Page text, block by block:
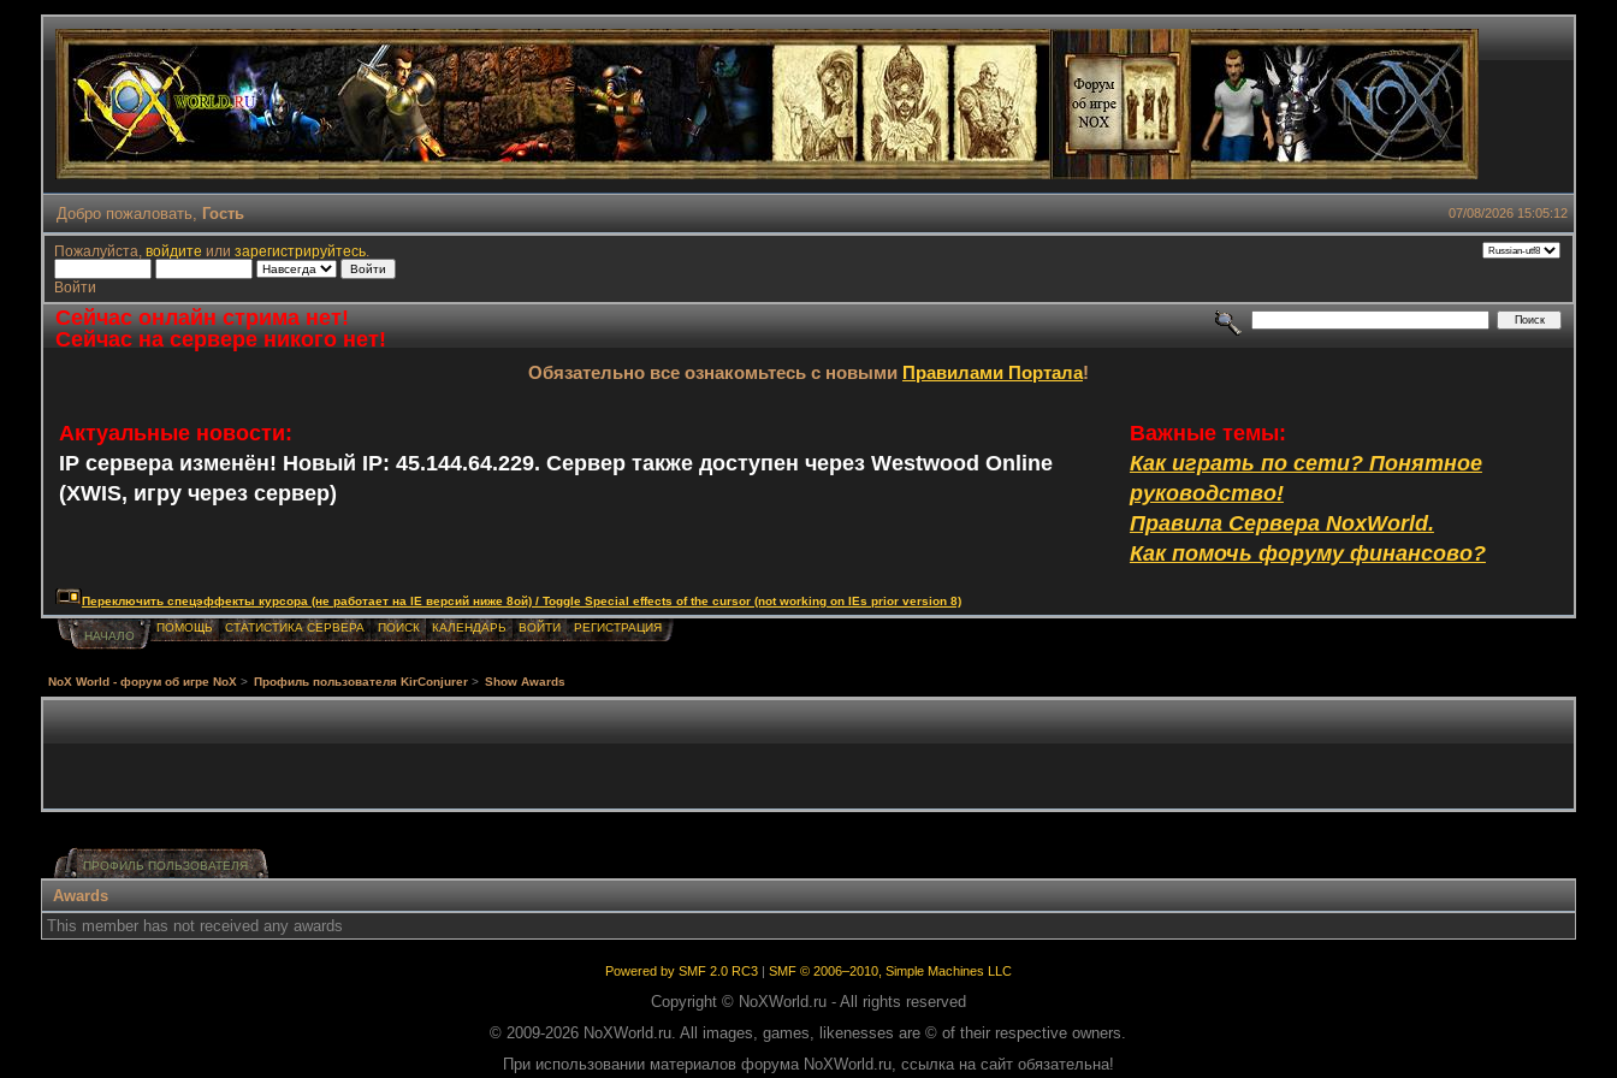
07/08/2026 15:05:12
Добро пожаловать, Гость
Пожалуйста, войдите или зарегистрируйтесь.
Войти
Сейчас онлайн стрима нет!
Сейчас на сервере никого нет!
Обязательно все ознакомьтесь с новыми Правилами Портала!
Актуальные новости:
IP сервера изменён! Новый IP: 45.144.64.229. Сервер также доступен через Westwood Online
(XWIS, игру через сервер)
Важные темы:
Как играть по сети? Понятное
руководство!
Правила Сервера NoxWorld.
Как помочь форуму финансово?
Переключить спецэффекты курсора (не работает на IE версий ниже 8ой) / Toggle Special effects of the cursor (not working on IEs prior version 8)
НАЧАЛО
ПОМОЩЬ СТАТИСТИКА СЕРВЕРА ПОИСК КАЛЕНДАРЬ ВОЙТИ РЕГИСТРАЦИЯ
NoX World - форум об игре NoX > Профиль пользователя KirConjurer > Show Awards
ПРОФИЛЬ ПОЛЬЗОВАТЕЛЯ
Awards
This member has not received any awards
Powered by SMF 2.0 RC3| SMF © 2006–2010, Simple Machines LLC
Copyright © NoXWorld.ru - All rights reserved
© 2009-2026 NoXWorld.ru. All images, games, likenesses are © of their respective owners.
При использовании материалов форума NoXWorld.ru, ссылка на сайт обязательна!